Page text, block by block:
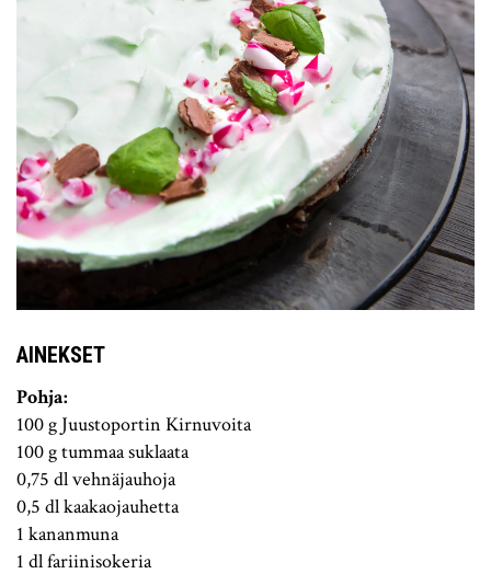
AINEKSET
Pohja:
100 g Juustoportin Kirnuvoita
100 g tummaa suklaata
0,75 dl vehnäjauhoja
0,5 dl kaakaojauhetta
1 kananmuna
1 dl fariinisokeria